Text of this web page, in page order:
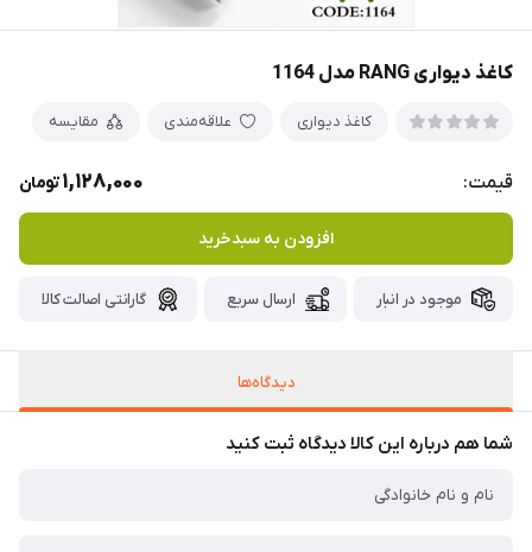
کاغذ دیواری RANG مدل 1164
کاغذ دیواری علاقه‌مندی مقایسه
قیمت: 1,128,000تومان
افزودن به سبدخرید
موجود در انبار ارسال سریع گارانتی اصالت کالا
دیدگاه‌ها
شما هم درباره این کالا دیدگاه ثبت کنید